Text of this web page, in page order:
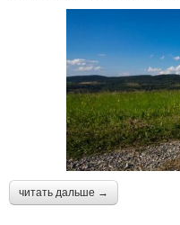
читать дальше →